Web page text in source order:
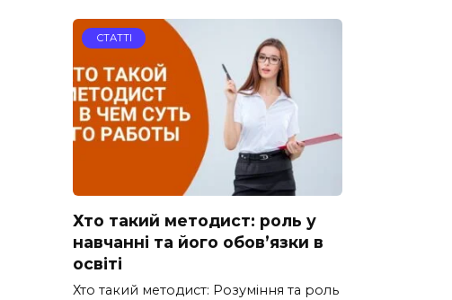
СТАТТІ
Хто такий методист: роль у
навчанні та його обов’язки в
освіті
Хто такий методист: Розуміння та роль